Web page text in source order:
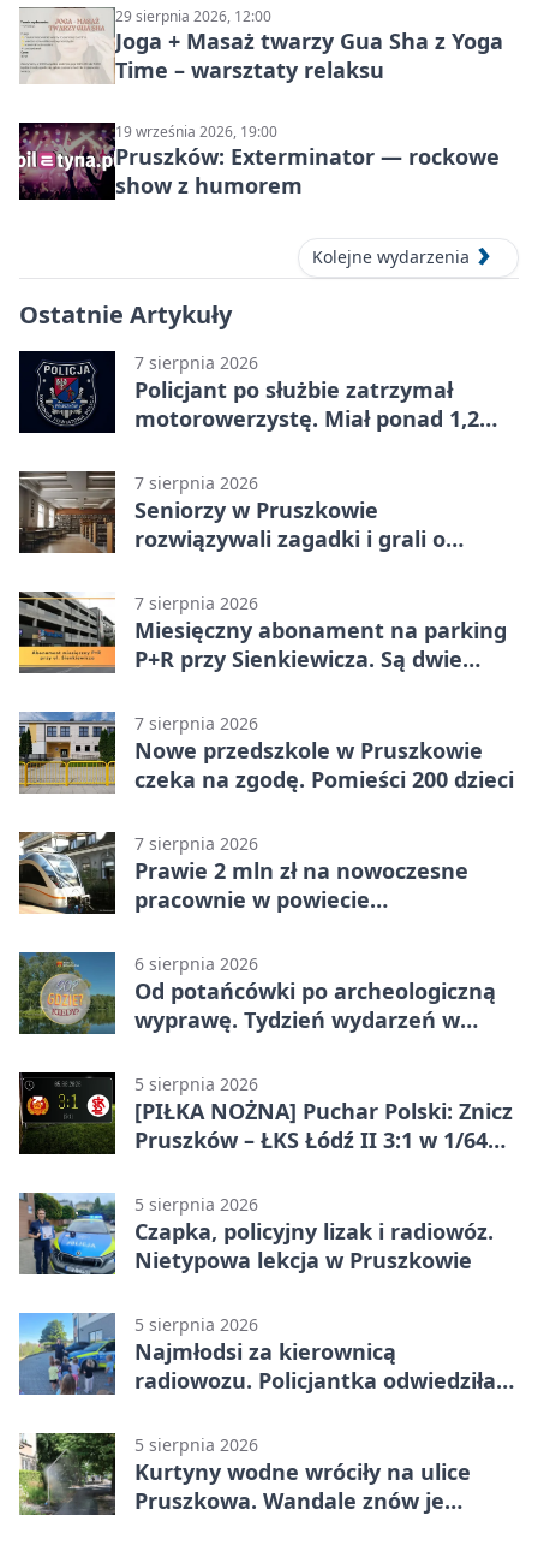
29 sierpnia 2026, 12:00
Joga + Masaż twarzy Gua Sha z Yoga
Time – warsztaty relaksu
19 września 2026, 19:00
Pruszków: Exterminator — rockowe
show z humorem
Kolejne wydarzenia
Ostatnie Artykuły
7 sierpnia 2026
Policjant po służbie zatrzymał
motorowerzystę. Miał ponad 1,2
7 sierpnia 2026
Seniorzy w Pruszkowie
rozwiązywali zagadki i grali o
7 sierpnia 2026
Miesięczny abonament na parking
P+R przy Sienkiewicza. Są dwie
7 sierpnia 2026
Nowe przedszkole w Pruszkowie
czeka na zgodę. Pomieści 200 dzieci
7 sierpnia 2026
Prawie 2 mln zł na nowoczesne
pracownie w powiecie
6 sierpnia 2026
Od potańcówki po archeologiczną
wyprawę. Tydzień wydarzeń w
5 sierpnia 2026
[PIŁKA NOŻNA] Puchar Polski: Znicz
Pruszków – ŁKS Łódź II 3:1 w 1/64
5 sierpnia 2026
Czapka, policyjny lizak i radiowóz.
Nietypowa lekcja w Pruszkowie
5 sierpnia 2026
Najmłodsi za kierownicą
radiowozu. Policjantka odwiedziła
5 sierpnia 2026
Kurtyny wodne wróciły na ulice
Pruszkowa. Wandale znów je